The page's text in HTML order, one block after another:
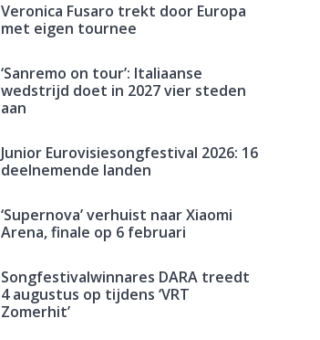
Veronica Fusaro trekt door Europa
met eigen tournee
‘Sanremo on tour’: Italiaanse
wedstrijd doet in 2027 vier steden
aan
Junior Eurovisiesongfestival 2026: 16
deelnemende landen
‘Supernova’ verhuist naar Xiaomi
Arena, finale op 6 februari
Songfestivalwinnares DARA treedt
4 augustus op tijdens ‘VRT
Zomerhit’